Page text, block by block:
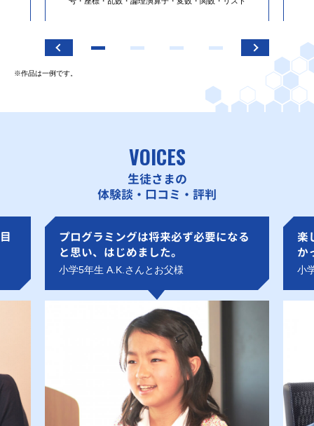
※作品は一例です。
VOICES
生徒さまの
体験談・口コミ・評判
プログラミングは将来必ず必要になる
と思い、はじめました。
小学5年生 A.K.さんとお父様
楽
か
小